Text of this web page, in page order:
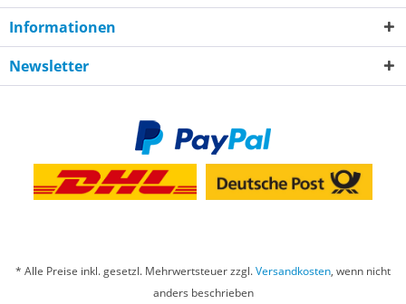
Informationen
Newsletter
* Alle Preise inkl. gesetzl. Mehrwertsteuer zzgl.Versandkosten, wenn nicht
anders beschrieben